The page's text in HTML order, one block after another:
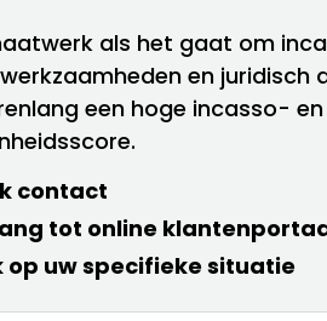
als het gaat om
en juridisch
een hoge incasso- en
contact
tot online
op uw specifieke situatie